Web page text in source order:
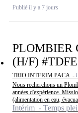
Publié il y a 7 jours
PLOMBIER
(H/F)
TRIO INTERIM PACA -
Nous recherchons un
années d'expérience.
(alimentation en eau,
Intérim - Temps